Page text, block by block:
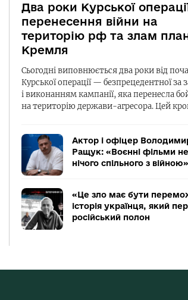
Два роки Курської
перенесення війни на
територію рф та злам
Кремля
Сьогодні виповнюється два роки від
Курської операції — безпрецедентної за
і виконанням кампанії, яка перенесла
на територію держави-агресора. Цей
Актор і офіцер
Ращук: «Воєнні фільми
нічого спільного з війною»
«Це зло має бути
історія українця, який
російський полон